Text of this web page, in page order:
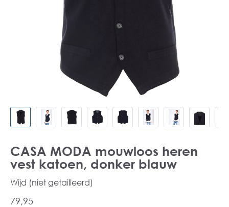
CASA MODA mouwloos heren
vest katoen, donker blauw
Wijd (niet getailleerd)
79,95